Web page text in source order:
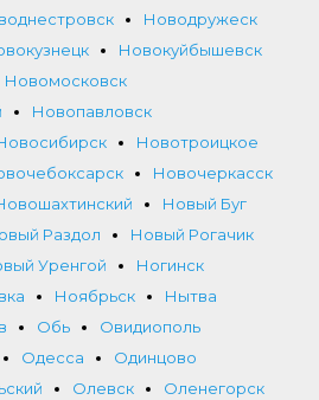
Новодружеск
Новокуйбышевск
Новомосковск
Новопавловск
Новотроицкое
Новочеркасск
Новый Буг
Раздол
Новый Рогачик
Уренгой
Ногинск
Ноябрьск
Нытва
Обь
Овидиополь
Одесса
Одинцово
Олевск
Оленегорск